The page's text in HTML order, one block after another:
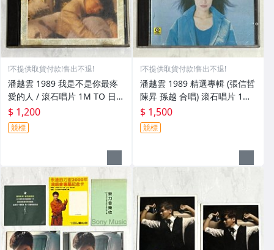
!不提供取貨付款!售出不退!
潘越雲 1989 我是不是你最疼
愛的人 / 滾石唱片 1M TO 日
本東芝版專輯 CD Made in Ja
pan 附歌詞
$ 1,200
競標
!不提供取貨付款!售出不退!
潘越雲 1989 精選專輯 (張信哲
陳昇 孫越 合唱) 滾石唱片 1M
TO 日本東芝版專輯 CD Made
in Japan 附歌詞
$ 1,500
競標